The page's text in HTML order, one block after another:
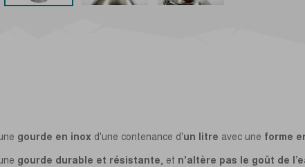
gourde en inox d'une contenance d'un litre avec une forme
gourde durable et résistante , et n'altère pas le goût de